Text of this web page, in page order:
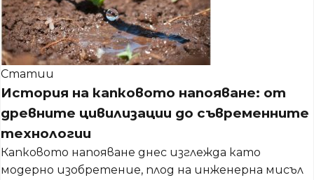
Статии
История на капковото напояване: от
древните цивилизации до съвременните
технологии
Капковото напояване днес изглежда като
модерно изобретение, плод на инженерна мисъл